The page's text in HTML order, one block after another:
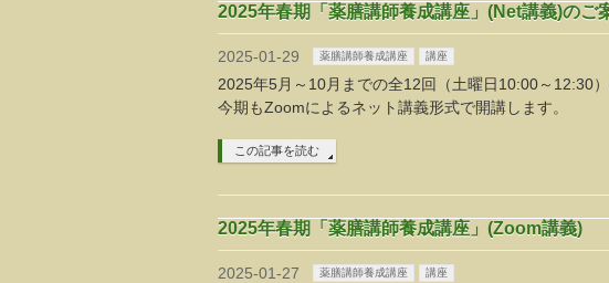
2025年春期「薬膳講師養成講座」(Net講義)のご
2025-01-29 薬膳講師養成講座 講座
2025年5月～10月までの全12回（土曜日10:00～12:30）
今期もZoomによるネット講義形式で開講します。
この記事を読む
2025年春期「薬膳講師養成講座」(Zoom講義)
2025-01-27 薬膳講師養成講座 講座